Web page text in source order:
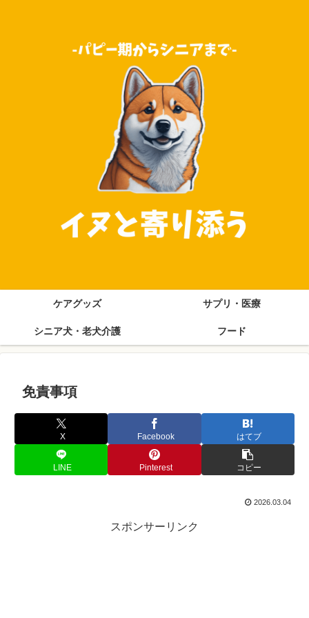
ケアグッズ サプリ・医療
シニア犬・老犬介護 フード
免責事項
X Facebook はてブ
LINE Pinterest コピー
2026.03.04
スポンサーリンク